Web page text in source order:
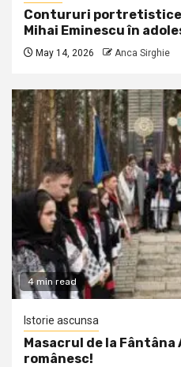
Contururi portretistice
Mihai Eminescu în
May 14, 2026 Anca Sirghie
4 min read
Istorie ascunsa
Masacrul de la
românesc!